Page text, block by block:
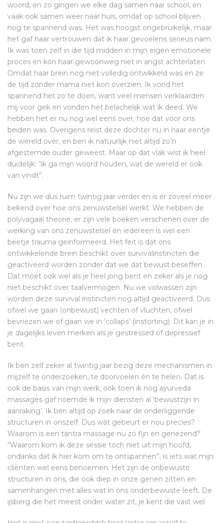
woord, en zo gingen we elke dag samen naar school, en
vaak ook samen weer naar huis, omdat op school blijven
nog te spannend was. Het was hoogst ongebruikelijk, maar
het gaf haar vertrouwen dat ik haar gevoelens serieus nam.
Ik was toen zelf in die tijd midden in mijn eigen emotionele
proces en kón haar gewoonweg niet in angst achterlaten.
Omdat haar brein nog niet volledig ontwikkeld was en ze
de tijd zonder mama niet kon overzien. Ik vond het
spannend het zo te doen, want veel mensen verklaarden
mij voor gek en vonden het belachelijk wat ik deed. We
hebben het er nu nog wel eens over, hoe dat voor ons
beiden was. Overigens reist deze dochter nu in haar eentje
de wereld over, en ben ik natuurlijk niet altijd zo’n
afgestemde ouder geweest. Maar op dat vlak wist ik heel
duidelijk: “ik ga mijn woord houden, wat de wereld er ook
van vindt”.
Nu zijn we dus ruim twintig jaar verder en is er zoveel meer
bekend over hoe ons zenuwstelsel werkt. We hebben de
polyvagaal theorie, er zijn vele boeken verschenen over de
werking van ons zenuwstelsel en iedereen is wel een
beetje trauma geinformeerd. Het feit is dat ons
ontwikkelende brein beschikt over survivalinstincten die
geactiveerd worden zonder dat we dat bewust beseffen.
Dat moet ook wel als je heel jong bent en zeker als je nog
niet beschikt over taalvermogen. Nu we volwassen zijn
worden deze survival instincten nog altijd geactiveerd. Dus
ofwel we gaan (onbewust) vechten of vluchten, ofwel
bevriezen we of gaan we in ‘collaps’ (instorting). Dit kan je in
je dagelijks leven merken als je gestressed of depressief
bent.
Ik ben zelf zeker al twintig jaar bezig deze mechanismen in
mijzelf te onderzoeken, te doorvoelen én te helen. Dat is
ook de basis van mijn werk, ook toen ik nog ayurveda
massages gaf noemde ik mijn diensten al ‘bewustzijn in
aanraking’. Ik ben altijd op zoek naar de onderliggende
structuren in onszelf. Dus wát gebeurt er nou precies?
Waarom is een tantra massage nu zó fijn en genezend?
“Waarom kom ik deze sessie tóch niet uit mijn hoofd,
ondanks dat ik hier kom om te ontspannen”, is iets wat mijn
cliënten wel eens benoemen. Het zijn de onbewuste
structuren in ons, die ook diep in onze genen zitten en
samenhangen met alles wat in ons onderbewuste leeft. De
ijsberg die het meest onder water zit, je kent die vast wel.